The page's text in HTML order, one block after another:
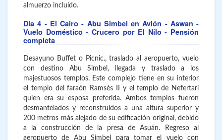
almuerzo incluido.
Día 4 - El Cairo - Abu Simbel en Avión - Aswan -
Vuelo Doméstico - Crucero por El Nilo - Pensión
completa
Desayuno Buffet o Picnic., traslado al aeropuerto, vuelo
con destino Abu Simbel, llegada y traslado a los
majestuosos templos. Este complejo tiene en su interior
el templo del faraón Ramsés II y el templo de Nefertari
quien era su esposa preferida. Ambos templos fueron
desmantelados y reconstruidos a una altura superior y
200 metros más alejado de su edificación original, debido
a la construcción de la presa de Asuán. Regreso al
aeropuerto de Abu Simbel para tomar el vuelo con